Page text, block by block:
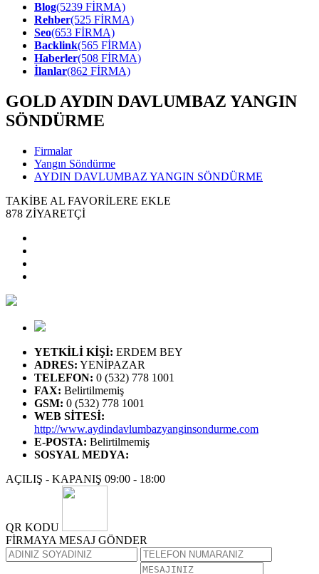
Blog(5239 FİRMA)
Rehber(525 FİRMA)
Seo(653 FİRMA)
Backlink(565 FİRMA)
Haberler(508 FİRMA)
İlanlar(862 FİRMA)
GOLD AYDIN DAVLUMBAZ YANGIN
SÖNDÜRME
Firmalar
Yangın Söndürme
AYDIN DAVLUMBAZ YANGIN SÖNDÜRME
TAKİBE AL FAVORİLERE EKLE
878 ZİYARETÇİ
YETKİLİ KİŞİ: ERDEM BEY
ADRES: YENİPAZAR
TELEFON: 0 (532) 778 1001
FAX: Belirtilmemiş
GSM: 0 (532) 778 1001
WEB SİTESİ:
http://www.aydindavlumbazyanginsondurme.com
E-POSTA: Belirtilmemiş
SOSYAL MEDYA:
AÇILIŞ - KAPANIŞ 09:00 - 18:00
QR KODU
FİRMAYA MESAJ GÖNDER